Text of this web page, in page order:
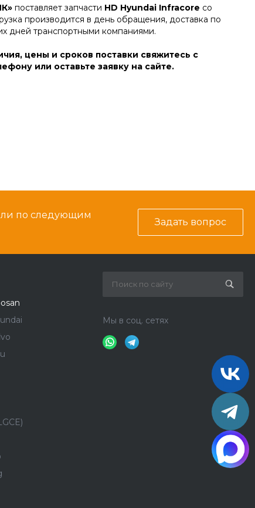
поставляет запчасти HD Hyundai Infracore со
производится в день обращения, доставка по
дней транспортными компаниями.
цены и сроков поставки свяжитесь с
или оставьте заявку на сайте.
по следующим
Задать вопрос
Мы в соц. сетях